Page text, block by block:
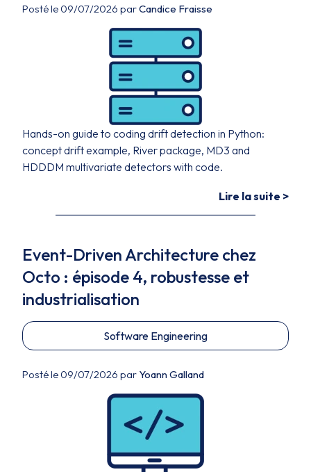
Posté le 09/07/2026 parCandice Fraisse
Hands-on guide to coding drift detection in Python:
concept drift example, River package, MD3 and
HDDDM multivariate detectors with code.
Lire la suite >
Event-Driven Architecture chez
Octo : épisode 4, robustesse et
industrialisation
Software Engineering
Posté le 09/07/2026 par Yoann Galland